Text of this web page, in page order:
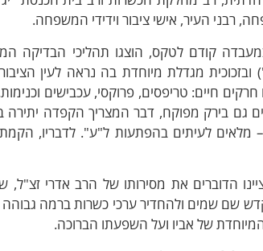
רבני העיר, אישי ציבור וידידי המשפחה.
קודם לטקס, הוצגו תהליכי הבדיקה
ובזכוכית מגדלת מיוחדת בה נראה לעין
חרקים חיים: טריפסים, פרוקסי, עכבישים
גם בירק מפוקח, דבר המצריך הקפדה יתירה
מלאים לעיתים בהפתעות ל"ע". לדבריו,
הדוברים את מסירותו של הרב אדרי
שם שמים ולהחדיר ערכי כשרות ברמה גבוהה
של אביו ועל השפעתו הברוכה.